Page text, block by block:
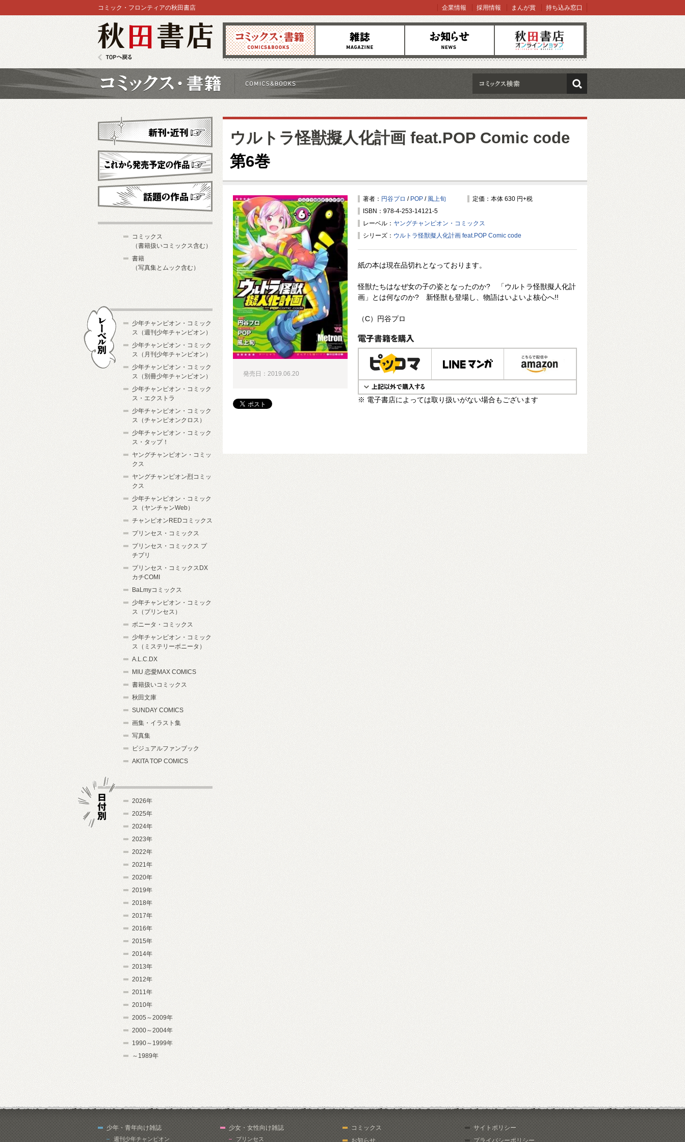
コミックス 雑誌 お知らせ オンラインショップ
コミック・フロンティアの秋田書店 企業情報 採用情報 まんが賞 持ち込み窓口
検索
ウルトラ怪獣擬人化計画 feat.POP Comic code
第6巻
著者： 円谷プロ / POP / 風上旬
定価：本体 630 円+税
ISBN：978-4-253-14121-5
レーベル： ヤングチャンピオン・コミックス
シリーズ： ウルトラ怪獣擬人化計画 feat.POP Comic code
紙の本は現在品切れとなっております。
怪獣たちはなぜ女の子の姿となったのか? 「ウルトラ怪獣擬人化計
画」とは何なのか? 新怪獣も登場し、物語はいよいよ核心へ!!
（C）円谷プロ
電子書籍で購入
※ 電子書店によっては取り扱いがない場合もございます
発売日：2019.06.20
新刊・近刊
これから発売予定
コミックス
（書籍扱いコミックス含む）
書籍
（写真集とムック含む）
少年チャンピオン・コミック
ス（週刊少年チャンピオン）
少年チャンピオン・コミック
ス（月刊少年チャンピオン）
少年チャンピオン・コミック
ス（別冊少年チャンピオン）
少年チャンピオン・コミック
ス・エクストラ
少年チャンピオン・コミック
ス（チャンピオンクロス）
少年チャンピオン・コミック
ス・タップ！
ヤングチャンピオン・コミッ
クス
ヤングチャンピオン烈コミッ
クス
少年チャンピオン・コミック
ス（ヤンチャンWeb）
チャンピオンREDコミックス
プリンセス・コミックス
プリンセス・コミックス プ
チプリ
プリンセス・コミックスDX
カチCOMI
BaLmyコミックス
少年チャンピオン・コミック
ス（プリンセス）
ボニータ・コミックス
少年チャンピオン・コミック
ス（ミステリーボニータ）
A.L.C.DX
MIU 恋愛MAX COMICS
書籍扱いコミックス
秋田文庫
SUNDAY COMICS
画集・イラスト集
写真集
ビジュアルファンブック
AKITA TOP COMICS
2026年
2025年
2024年
2023年
2022年
2021年
2020年
2019年
2018年
2017年
2016年
2015年
2014年
2013年
2012年
2011年
2010年
2005～2009年
2000～2004年
1990～1999年
～1989年
少年・青年向け雑誌
週刊少年チャンピオン
少女・女性向け雑誌
プリンセス
コミックス
お知らせ
サイトポリシー
プライバシーポリシー